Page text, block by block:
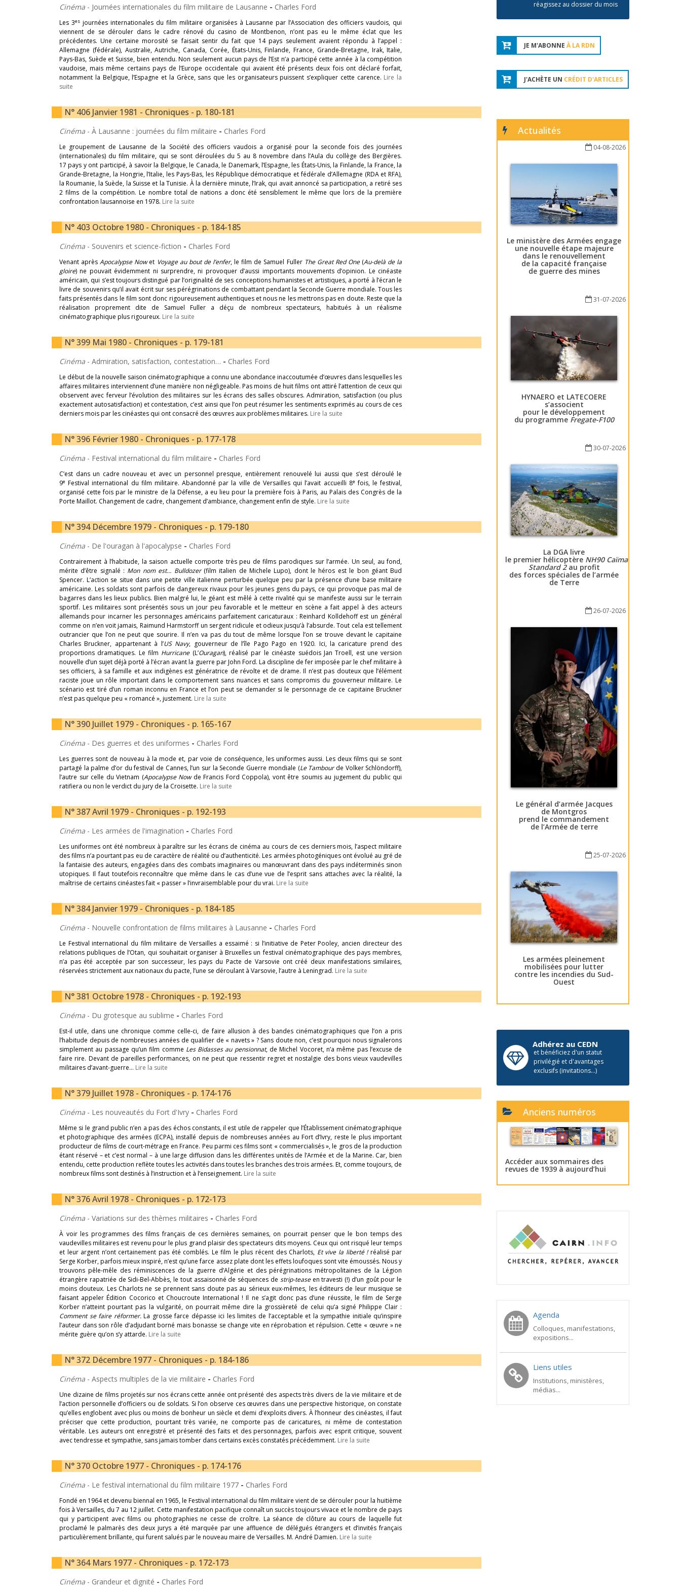
Cinéma - Journées internationales du film militaire de Lausanne - Charles Ford
Les 3es journées internationales du film militaire organisées à Lausanne par l’Association des officiers vaudois, qui
viennent de se dérouler dans le cadre rénové du casino de Montbenon, n’ont pas eu le même éclat que les
précédentes. Une certaine morosité se faisait sentir du fait que 14 pays seulement avaient répondu à l’appel :
Allemagne (fédérale), Australie, Autriche, Canada, Corée, États-Unis, Finlande, France, Grande-Bretagne, Irak, Italie,
Pays-Bas, Suède et Suisse, bien entendu. Non seulement aucun pays de l’Est n’a participé cette année à la compétition
vaudoise, mais même certains pays de l’Europe occidentale qui avaient été présents deux fois ont déclaré forfait,
notamment la Belgique, l’Espagne et la Grèce, sans que les organisateurs puissent s’expliquer cette carence. Lire la
suite
N° 406 Janvier 1981 - Chroniques - p. 180-181
Cinéma - À Lausanne : journées du film militaire - Charles Ford
Le groupement de Lausanne de la Société des officiers vaudois a organisé pour la seconde fois des journées
(internationales) du film militaire, qui se sont déroulées du 5 au 8 novembre dans l’Aula du collège des Bergières.
17 pays y ont participé, à savoir la Belgique, le Canada, le Danemark, l’Espagne, les États-Unis, la Finlande, la France, la
Grande-Bretagne, la Hongrie, l’Italie, les Pays-Bas, les République démocratique et fédérale d’Allemagne (RDA et RFA),
la Roumanie, la Suède, la Suisse et la Tunisie. À la dernière minute, l’Irak, qui avait annoncé sa participation, a retiré ses
2 films de la compétition. Le nombre total de nations a donc été sensiblement le même que lors de la première
confrontation lausannoise en 1978. Lire la suite
N° 403 Octobre 1980 - Chroniques - p. 184-185
Cinéma - Souvenirs et science-fiction - Charles Ford
Venant aprèsApocalypse Nowet Voyage au bout de l’enfer, le film de Samuel Fuller The Great Red One (Au-delà de la
gloire) ne pouvait évidemment ni surprendre, ni provoquer d’aussi importants mouvements d’opinion. Le cinéaste
américain, qui s’est toujours distingué par l’originalité de ses conceptions humanistes et artistiques, a porté à l’écran le
livre de souvenirs qu’il avait écrit sur ses pérégrinations de combattant pendant la Seconde Guerre mondiale. Tous les
faits présentés dans le film sont donc rigoureusement authentiques et nous ne les mettrons pas en doute. Reste que la
réalisation proprement dite de Samuel Fuller a déçu de nombreux spectateurs, habitués à un réalisme
cinématographique plus rigoureux. Lire la suite
N° 399 Mai 1980 - Chroniques - p. 179-181
Cinéma - Admiration, satisfaction, contestation… - Charles Ford
Le début de la nouvelle saison cinématographique a connu une abondance inaccoutumée d’œuvres dans lesquelles les
affaires militaires interviennent d’une manière non négligeable. Pas moins de huit films ont attiré l’attention de ceux qui
observent avec ferveur l’évolution des militaires sur les écrans des salles obscures. Admiration, satisfaction (ou plus
exactement autosatisfaction) et contestation, c’est ainsi que l’on peut résumer les sentiments exprimés au cours de ces
derniers mois par les cinéastes qui ont consacré des œuvres aux problèmes militaires. Lire la suite
N° 396 Février 1980 - Chroniques - p. 177-178
Cinéma - Festival international du film militaire - Charles Ford
C’est dans un cadre nouveau et avec un personnel presque, entièrement renouvelé lui aussi que s’est déroulé le
9e Festival international du film militaire. Abandonné par la ville de Versailles qui l’avait accueilli 8efois, le festival,
organisé cette fois par le ministre de la Défense, a eu lieu pour la première fois à Paris, au Palais des Congrès de la
Porte Maillot. Changement de cadre, changement d’ambiance, changement enfin de style. Lire la suite
N° 394 Décembre 1979 - Chroniques - p. 179-180
Cinéma - De l'ouragan à l'apocalypse - Charles Ford
Contrairement à l’habitude, la saison actuelle comporte très peu de films parodiques sur l’armée. Un seul, au fond,
mérite d’être signalé : Mon nom est… Bulldozer (film italien de Michele Lupo), dont le héros est le bon géant Bud
Spencer. L’action se situe dans une petite ville italienne perturbée quelque peu par la présence d’une base militaire
américaine. Les soldats sont parfois de dangereux rivaux pour les jeunes gens du pays, ce qui provoque pas mal de
bagarres dans les lieux publics. Bien malgré lui, le géant est mêlé à cette rivalité qui se manifeste aussi sur le terrain
sportif. Les militaires sont présentés sous un jour peu favorable et le metteur en scène a fait appel à des acteurs
allemands pour incarner les personnages américains parfaitement caricaturaux : Reinhard Kolldehoff est un général
comme on n’en voit jamais, Raimund Harmstorff un sergent ridicule et odieux jusqu’à l’absurde. Tout cela est tellement
outrancier que l’on ne peut que sourire. Il n’en va pas du tout de même lorsque l’on se trouve devant le capitaine
Charles Bruckner, appartenant à l’US Navy, gouverneur de l’île Pago Pago en 1920. Ici, la caricature prend des
proportions dramatiques. Le film Hurricane (L’Ouragan), réalisé par le cinéaste suédois Jan Troell, est une version
nouvelle d’un sujet déjà porté à l’écran avant la guerre par John Ford. La discipline de fer imposée par le chef militaire à
ses officiers, à sa famille et aux indigènes est génératrice de révolte et de drame. Il n’est pas douteux que l’élément
raciste joue un rôle important dans le comportement sans nuances et sans compromis du gouverneur militaire. Le
scénario est tiré d’un roman inconnu en France et l’on peut se demander si le personnage de ce capitaine Bruckner
n’est pas quelque peu « romancé », justement. Lire la suite
N° 390 Juillet 1979 - Chroniques - p. 165-167
Cinéma - Des guerres et des uniformes - Charles Ford
Les guerres sont de nouveau à la mode et, par voie de conséquence, les uniformes aussi. Les deux films qui se sont
partagé la palme d’or du festival de Cannes, l’un sur la Seconde Guerre mondiale (Le Tambourde Volker Schlöndorff),
l’autre sur celle du Vietnam (Apocalypse Now de Francis Ford Coppola), vont être soumis au jugement du public qui
ratifiera ou non le verdict du jury de la Croisette. Lire la suite
N° 387 Avril 1979 - Chroniques - p. 192-193
Cinéma - Les armées de l'imagination - Charles Ford
Les uniformes ont été nombreux à paraître sur les écrans de cinéma au cours de ces derniers mois, l’aspect militaire
des films n’a pourtant pas eu de caractère de réalité ou d’authenticité. Les armées photogéniques ont évolué au gré de
la fantaisie des auteurs, engagées dans des combats imaginaires ou manœuvrant dans des pays indéterminés sinon
utopiques. Il faut toutefois reconnaître que même dans le cas d’une vue de l’esprit sans attaches avec la réalité, la
maîtrise de certains cinéastes fait « passer » l’invraisemblable pour du vrai. Lire la suite
N° 384 Janvier 1979 - Chroniques - p. 184-185
Cinéma - Nouvelle confrontation de films militaires à Lausanne - Charles Ford
Le Festival international du film militaire de Versailles a essaimé : si l’initiative de Peter Pooley, ancien directeur des
relations publiques de l’Otan, qui souhaitait organiser à Bruxelles un festival cinématographique des pays membres,
n’a pas été acceptée par son successeur, les pays du Pacte de Varsovie ont créé deux manifestations similaires,
réservées strictement aux nationaux du pacte, l’une se déroulant à Varsovie, l’autre à Leningrad. Lire la suite
N° 381 Octobre 1978 - Chroniques - p. 192-193
Cinéma - Du grotesque au sublime - Charles Ford
Est-il utile, dans une chronique comme celle-ci, de faire allusion à des bandes cinématographiques que l’on a pris
l’habitude depuis de nombreuses années de qualifier de « navets » ? Sans doute non, c’est pourquoi nous signalerons
simplement au passage qu’un film comme Les Bidasses au pensionnat, de Michel Vocoret, n’a même pas l’excuse de
faire rire. Devant de pareilles performances, on ne peut que ressentir regret et nostalgie des bons vieux vaudevilles
militaires d’avant-guerre… Lire la suite
N° 379 Juillet 1978 - Chroniques - p. 174-176
Cinéma - Les nouveautés du Fort d'Ivry - Charles Ford
Même si le grand public n’en a pas des échos constants, il est utile de rappeler que l’Établissement cinématographique
et photographique des armées (ECPA), installé depuis de nombreuses années au Fort d’Ivry, reste le plus important
producteur de films de court-métrage en France. Peu parmi ces films sont « commercialisés », le gros de la production
étant réservé – et c’est normal – à une large diffusion dans les différentes unités de l’Armée et de la Marine. Car, bien
entendu, cette production reflète toutes les activités dans toutes les branches des trois armées. Et, comme toujours, de
nombreux films sont destinés à l’instruction et à l’enseignement. Lire la suite
N° 376 Avril 1978 - Chroniques - p. 172-173
Cinéma - Variations sur des thèmes militaires - Charles Ford
À voir les programmes des films français de ces dernières semaines, on pourrait penser que le bon temps des
vaudevilles militaires est revenu pour le plus grand plaisir des spectateurs dits moyens. Ceux qui ont risqué leur temps
et leur argent n’ont certainement pas été comblés. Le film le plus récent des Charlots, Et vive la liberté !réalisé par
Serge Korber, parfois mieux inspiré, n’est qu’une farce assez plate dont les effets loufoques sont vite émoussés. Nous y
trouvons pêle-mêle des réminiscences de la guerre d’Algérie et des pérégrinations métropolitaines de la Légion
étrangère rapatriée de Sidi-Bel-Abbès, le tout assaisonné de séquences de strip-teaseen travesti (!) d’un goût pour le
moins douteux. Les Charlots ne se prennent sans doute pas au sérieux eux-mêmes, les éditeurs de leur musique se
faisant appeler Édition Cocorico et Choucroute International ! Il ne s’agit donc pas d’une réussite, le film de Serge
Korber n’atteint pourtant pas la vulgarité, on pourrait même dire la grossièreté de celui qu’a signé Philippe Clair :
Comment se faire réformer.La grosse farce dépasse ici les limites de l’acceptable et la sympathie initiale qu’inspire
l’auteur dans son rôle d’adjudant borné mais bonasse se change vite en réprobation et répulsion. Cette « œuvre » ne
mérite guère qu’on s’y attarde. Lire la suite
N° 372 Décembre 1977 - Chroniques - p. 184-186
Cinéma - Aspects multiples de la vie militaire - Charles Ford
Une dizaine de films projetés sur nos écrans cette année ont présenté des aspects très divers de la vie militaire et de
l’action personnelle d’officiers ou de soldats. Si l’on observe ces œuvres dans une perspective historique, on constate
qu’elles englobent avec plus ou moins de bonheur un siècle et demi d’exploits divers. À l’honneur des cinéastes, il faut
préciser que cette production, pourtant très variée, ne comporte pas de caricatures, ni même de contestation
véritable. Les auteurs ont enregistré et présenté des faits et des personnages, parfois avec esprit critique, souvent
avec tendresse et sympathie, sans jamais tomber dans certains excès constatés précédemment. Lire la suite
N° 370 Octobre 1977 - Chroniques - p. 174-176
Cinéma - Le festival international du film militaire 1977 - Charles Ford
Fondé en 1964 et devenu biennal en 1965, le Festival international du film militaire vient de se dérouler pour la huitième
fois à Versailles, du 7 au 12 juillet. Cette manifestation pacifique connaît un succès toujours vivace et le nombre de pays
qui y participent avec films ou photographies ne cesse de croître. La séance de clôture au cours de laquelle fut
proclamé le palmarès des deux jurys a été marquée par une affluence de délégués étrangers et d’invités français
particulièrement brillante, qui furent salués par le nouveau maire de Versailles. M. André Damien. Lire la suite
N° 364 Mars 1977 - Chroniques - p. 172-173
Cinéma - Grandeur et dignité - Charles Ford
réagissez au dossier du mois
JE M'ABONNE À LA RDN
J'ACHÈTE UN CRÉDIT D'ARTICLES
Actualités
04-08-2026
Le ministère des Armées engage
une nouvelle étape majeure
dans le renouvellement
de la capacité française
de guerre des mines
31-07-2026
HYNAERO et LATECOERE
s’associent
pour le développement
du programme Fregate-F100
30-07-2026
La DGA livre
le premier hélicoptère NH90 Caïman
Standard 2au profit
des forces spéciales de l’armée
de Terre
26-07-2026
Le général d’armée Jacques
de Montgros
prend le commandement
de l’Armée de terre
25-07-2026
Les armées pleinement
mobilisées pour lutter
contre les incendies du Sud-
Ouest
Adhérez au CEDN
et bénéficiez d'un statut
privilégié et d'avantages
exclusifs (invitations...)
Anciens numéros
Accéder aux sommaires des
revues de 1939 à aujourd’hui
Agenda
Colloques, manifestations,
expositions...
Liens utiles
Institutions, ministères,
médias...